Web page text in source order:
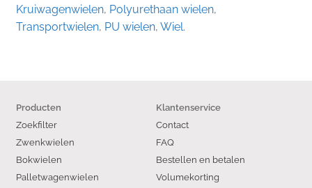
Kruiwagenwielen, Polyurethaan wielen,
Transportwielen, PU wielen, Wiel.
Producten
Zoekfilter
Zwenkwielen
Bokwielen
Palletwagenwielen
Klantenservice
Contact
FAQ
Bestellen en betalen
Volumekorting